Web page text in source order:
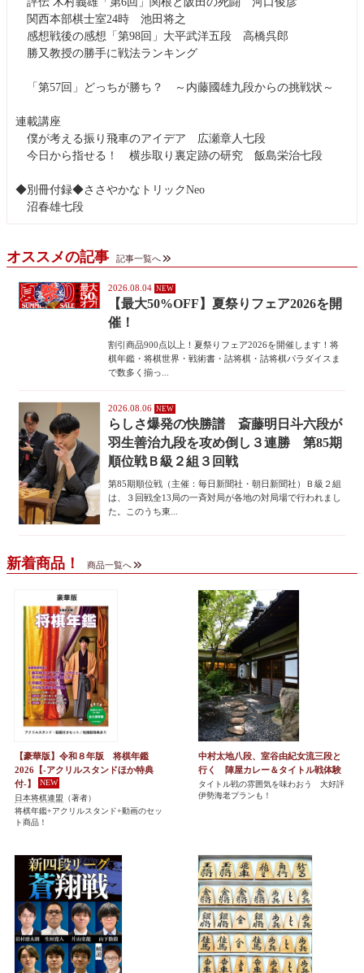
関西本部棋士室24時 池田将之
感想戦後の感想「第98回」大平武洋五段 高橋呉郎
勝又教授の勝手に戦法ランキング
「第57回」どっちが勝ち？ ～内藤國雄九段からの挑戦状～
連載講座
僕が考える振り飛車のアイデア 広瀬章人七段
今日から指せる！ 横歩取り裏定跡の研究 飯島栄治七段
◆別冊付録◆ささやかなトリックNeo
沼春雄七段
オススメの記事 記事一覧へ
2026.08.04
【最大50%OFF】夏祭りフェア2026を開
催！
割引商品900点以上！夏祭りフェア2026を開催します！将
棋年鑑・将棋世界・戦術書・詰将棋・詰将棋パラダイスま
で数多く揃っ...
2026.08.06
らしさ爆発の快勝譜 斎藤明日斗六段が
羽生善治九段を攻め倒し３連勝 第85期
順位戦Ｂ級２組３回戦
第85期順位戦（主催：毎日新聞社・朝日新聞社）Ｂ級２組
は、３回戦全13局の一斉対局が各地の対局場で行われまし
た。このうち東...
新着商品！ 商品一覧へ
【豪華版】令和８年版 将棋年鑑
2026【-アクリルスタンドほか特典
付-】
日本将棋連盟 （著者）
将棋年鑑+アクリルスタンド+動画のセッ
ト商品！
中村太地八段、室谷由紀女流三段と
行く 陣屋カレー＆タイトル戦体験
タイトル戦の雰囲気を味わおう 大好評
伊勢海老プランも！